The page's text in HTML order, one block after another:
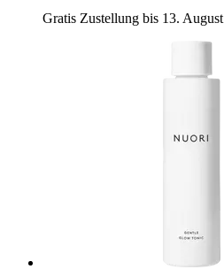
Gratis Zustellung bis 13. August